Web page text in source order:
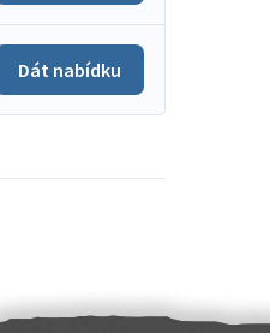
Dát nabídku